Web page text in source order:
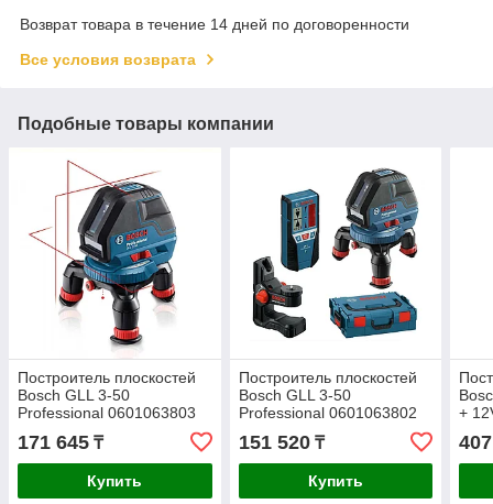
Возврат товара в течение 14 дней по договоренности
Все условия возврата
Подобные товары компании
Построитель плоскостей
Bosch GLL 3-50
Professional 0601063803
171 645 ₸
Купить
Построитель плоскостей
Bosch GLL 3-50
Professional 0601063802
151 520₸
Купить
+